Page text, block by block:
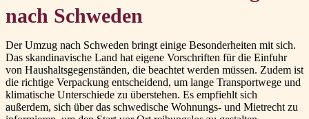
nach Schweden
Der Umzug nach Schweden bringt einige Besonderheiten mit sich.
Das skandinavische Land hat eigene Vorschriften für die Einfuhr
von Haushaltsgegenständen, die beachtet werden müssen. Zudem ist
die richtige Verpackung entscheidend, um lange Transportwege und
klimatische Unterschiede zu überstehen. Es empfiehlt sich
außerdem, sich über das schwedische Wohnungs- und Mietrecht zu